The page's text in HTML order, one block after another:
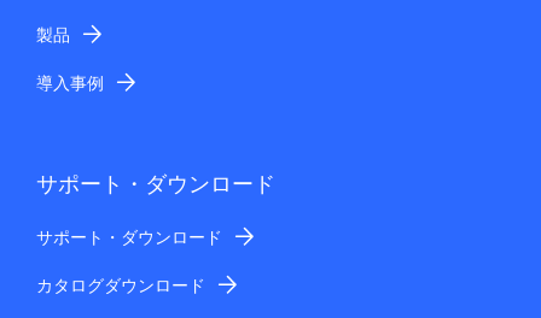
製品
導入事例
サポート・ダウンロード
サポート・ダウンロード
カタログダウンロード